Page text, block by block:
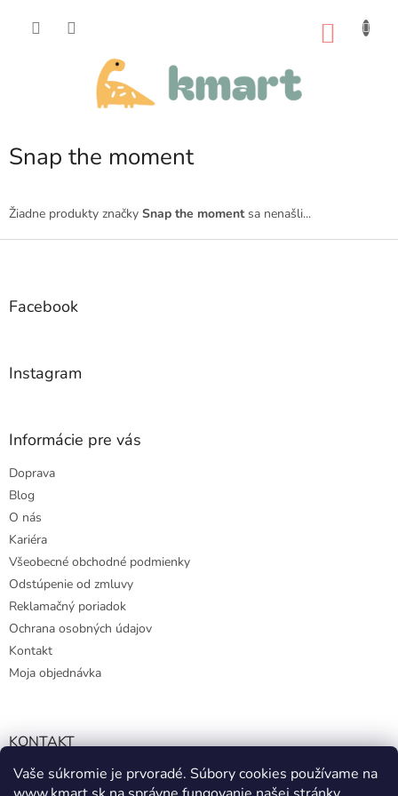
Vaše súkromie je prvoradé. Súbory cookies používame na
Snap the moment
Žiadne produkty značky Snap the momentsa nenašli...
Z
Facebook
Instagram
Informácie pre vás
Doprava
Blog
O nás
Kariéra
Všeobecné obchodné podmienky
Odstúpenie od zmluvy
Reklamačný poriadok
Ochrana osobných údajov
Kontakt
Moja objednávka
KONTAKT
info@kmart.sk